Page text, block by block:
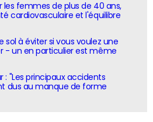
les femmes de plus de 40 ans,
cardiovasculaire et l'équilibre
sol à éviter si vous voulez une
- un en particulier est même
: "Les principaux accidents
dus au manque de forme